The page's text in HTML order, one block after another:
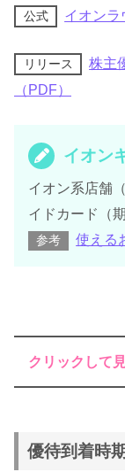
公式 イオンラ
リリース
株主
（PDF）
イオン
イオン系店舗
イドカード（
参考 使える
クリックして
①イオンギフトカ
②カタログギフト
優待到着時